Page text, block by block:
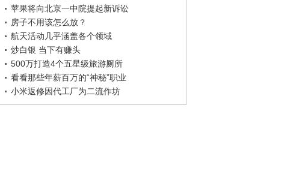
苹果将向北京一中院提起新诉讼
房子不用该怎么放？
航天活动几乎涵盖各个领域
炒白银 当下有赚头
500万打造4个五星级旅游厕所
看看那些年薪百万的“神秘”职业
小米返修因代工厂为二流作坊